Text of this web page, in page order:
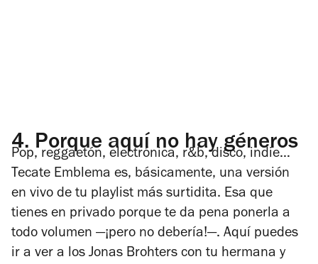
4. Porque aquí no hay géneros
Pop, reggaetón, electrónica, r&b, disco, indie…
Tecate Emblema es, básicamente, una versión
en vivo de tu playlist más surtidita. Esa que
tienes en privado porque te da pena ponerla a
todo volumen —¡pero no debería!—. Aquí puedes
ir a ver a los Jonas Brohters con tu hermana y